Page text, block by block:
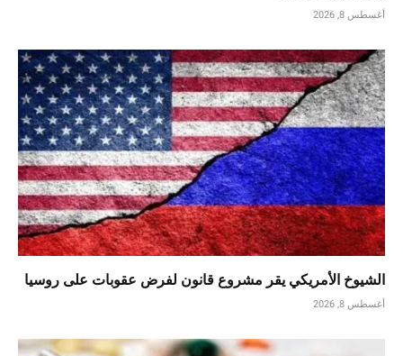
أغسطس 8, 2026
الشيوخ الأمريكي يقر مشروع قانون لفرض عقوبات على روسيا
أغسطس 8, 2026